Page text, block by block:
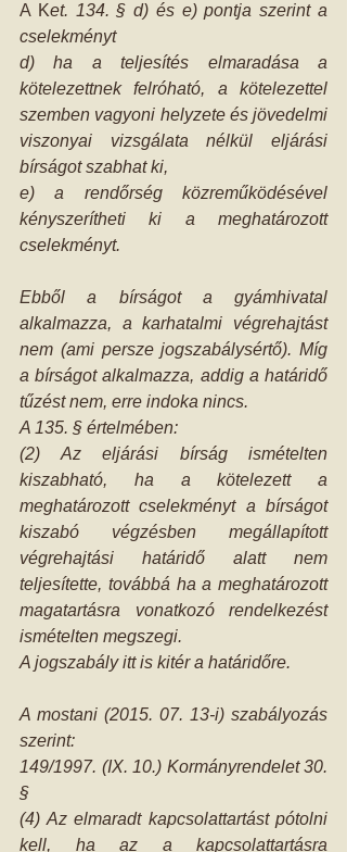
A Ket. 134. § d) és e) pontja szerint a
cselekményt
d) ha a teljesítés elmaradása a
kötelezettnek felróható, a kötelezettel
szemben vagyoni helyzete és jövedelmi
viszonyai vizsgálata nélkül eljárási
bírságot szabhat ki,
e) a rendőrség közreműködésével
kényszerítheti ki a meghatározott
cselekményt.
Ebből a bírságot a gyámhivatal
alkalmazza, a karhatalmi végrehajtást
nem (ami persze jogszabálysértő). Míg
a bírságot alkalmazza, addig a határidő
tűzést nem, erre indoka nincs.
A 135. § értelmében:
(2) Az eljárási bírság ismételten
kiszabható, ha a kötelezett a
meghatározott cselekményt a bírságot
kiszabó végzésben megállapított
végrehajtási határidő alatt nem
teljesítette, továbbá ha a meghatározott
magatartásra vonatkozó rendelkezést
ismételten megszegi.
A jogszabály itt is kitér a határidőre.
A mostani (2015. 07. 13-i) szabályozás
szerint:
149/1997. (IX. 10.) Kormányrendelet 30.
§
(4) Az elmaradt kapcsolattartást pótolni
kell, ha az a kapcsolattartásra